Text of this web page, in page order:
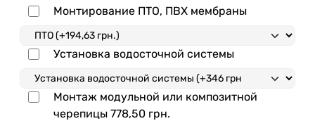
Монтирование ПТО, ПВХ мембраны
Установка водосточной системы
Монтаж модульной или композитной
черепицы 778,50 грн.